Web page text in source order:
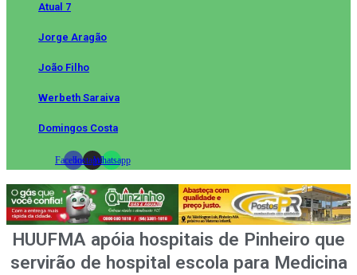
Atual 7
Jorge Aragão
João Filho
Werbeth Saraiva
Domingos Costa
FacebookInstagramWhatsapp
HUUFMA apóia hospitais de Pinheiro que
servirão de hospital escola para Medicina